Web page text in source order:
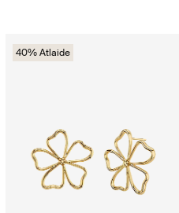
40% Atlaide